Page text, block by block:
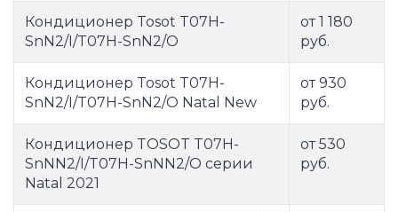
Кондиционер Tosot T07H-
SnN2/I/T07H-SnN2/O
от 1 180
руб.
Кондиционер Tosot T07H-
SnN2/I/T07H-SnN2/O Natal New
от 930
руб.
Кондиционер TOSOT T07H-
SnNN2/I/T07H-SnNN2/O серии
Natal 2021
от 530
руб.